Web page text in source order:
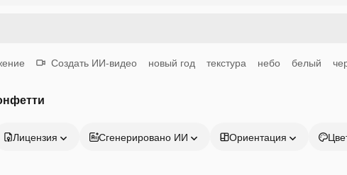
Создать ИИ-видео новый год текстура небо белый
Лицензия Сгенерировано ИИ Ориентация